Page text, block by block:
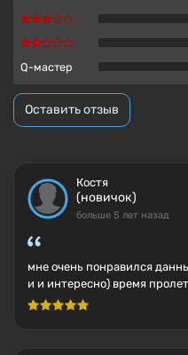
Q-мастер
Оставить отзыв
Костя
(новичок)
больше 5 лет назад
мне очень понравился
и и интересно) время